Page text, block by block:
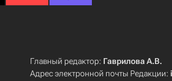
Главный редактор: Гаврилова А.В.
Адрес электронной почты Редакции: